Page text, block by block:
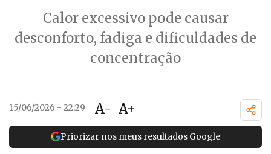
Calor excessivo pode causar
desconforto, fadiga e dificuldades de
concentração
15/06/2026 - 22:29 A- A+
Priorizar nos meus resultados Google